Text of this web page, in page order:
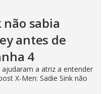
não sabia
antes de
4
a atriz a entender
X-Men: Sadie Sink não